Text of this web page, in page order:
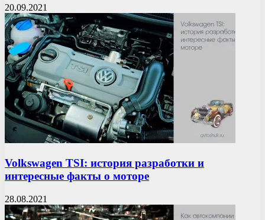
20.09.2021
Volkswagen TSI: история разработки и
интересные факты о моторе
28.08.2021